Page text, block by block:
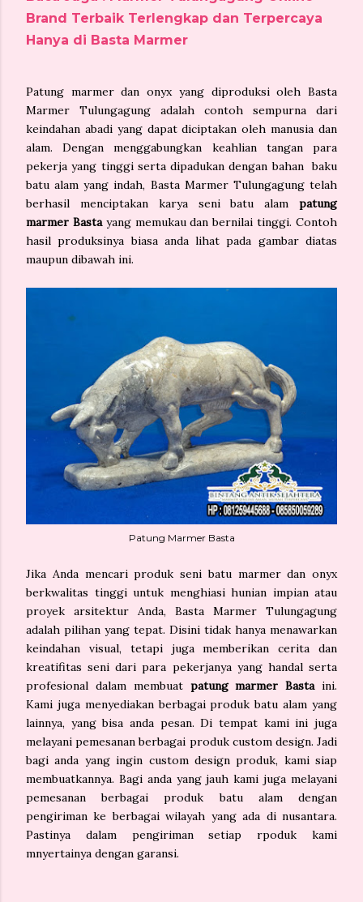
Brand Terbaik Terlengkap dan Terpercaya
Hanya di Basta Marmer
Patung marmer dan onyx yang diproduksi oleh Basta
Marmer Tulungagung adalah contoh sempurna dari
keindahan abadi yang dapat diciptakan oleh manusia dan
alam. Dengan menggabungkan keahlian tangan para
pekerja yang tinggi serta dipadukan dengan bahan baku
batu alam yang indah, Basta Marmer Tulungagung telah
berhasil menciptakan karya seni batu alam patung
marmer Bastayang memukau dan bernilai tinggi. Contoh
hasil produksinya biasa anda lihat pada gambar diatas
maupun dibawah ini.
Patung Marmer Basta
Jika Anda mencari produk seni batu marmer dan onyx
berkwalitas tinggi untuk menghiasi hunian impian atau
proyek arsitektur Anda, Basta Marmer Tulungagung
adalah pilihan yang tepat. Disini tidak hanya menawarkan
keindahan visual, tetapi juga memberikan cerita dan
kreatifitas seni dari para pekerjanya yang handal serta
profesional dalam membuat patung marmer Bastaini.
Kami juga menyediakan berbagai produk batu alam yang
lainnya, yang bisa anda pesan. Di tempat kami ini juga
melayani pemesanan berbagai produk custom design. Jadi
bagi anda yang ingin custom design produk, kami siap
membuatkannya. Bagi anda yang jauh kami juga melayani
pemesanan berbagai produk batu alam dengan
pengiriman ke berbagai wilayah yang ada di nusantara.
Pastinya dalam pengiriman setiap rpoduk kami
mnyertainya dengan garansi.